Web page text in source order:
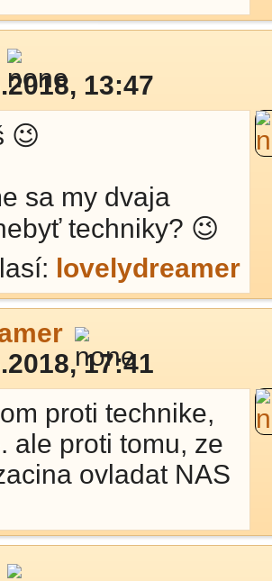
13:47
😉
sa my dvaja
techniky? 😉
lovelydreamer
17:41
proti technike,
ale proti tomu, ze
ovladat NAS